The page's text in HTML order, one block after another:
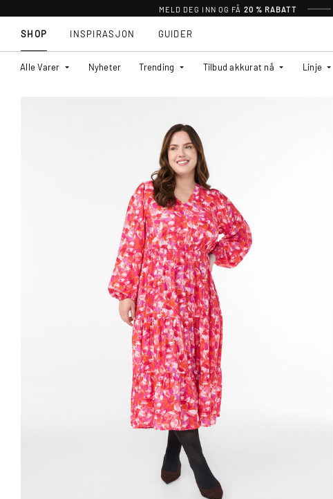
MELD DEG INN OG FÅ 20 % RABATT
SHOP
Alle Varer Nyheter Trending Tilbud akkurat nå Linje
INSPIRASJON GUIDER